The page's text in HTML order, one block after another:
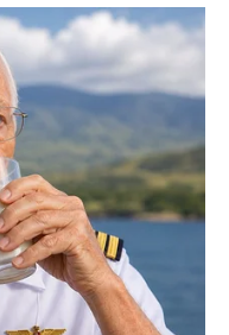
dokaz da su na
pravac. Ovaj znak
kao slučajnost, ali nosi
kada ćete znati – bez
suptilnih
i snažno.